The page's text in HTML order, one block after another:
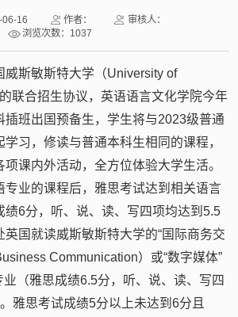
06-16 作者：
审核人：
浏览次数： 1037
威斯敏斯特大学（University of
联合招生协议，英语语言文化学院今年
插班出国预备生，学生将与2023级普通
习，修读与普通本科生相同的课程，
课内外活动，全方位体验大学生活。
专业的课程后，雅思考试达到相关语言
绩6分，听、说、读、写四项均达到5.5
英国就读威斯敏斯特大学的“国际商务交
Communication）或“数字媒体”
业（雅思成绩6.5分，听、说、读、写四
雅思考试成绩5分以上未达到6分且